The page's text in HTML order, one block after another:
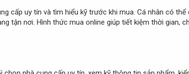
cấp uy tín và tìm hiểu kỹ trước khi mua. Cá nhân có thể
tận nơi. Hình thức mua online giúp tiết kiệm thời gian,